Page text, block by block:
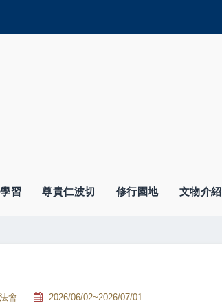
習 尊貴仁波切 修行園地 文物介紹
法會 2026/06/02~2026/07/01